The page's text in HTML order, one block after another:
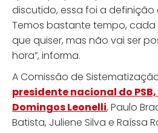
discutido, essa foi a
Temos bastante tempo,
que quiser, mas não vai ser
hora”, informa.
A Comissão de
presidente nacional do
Domingos Leonelli, Paulo
Batista, Juliene Silva e Raíssa